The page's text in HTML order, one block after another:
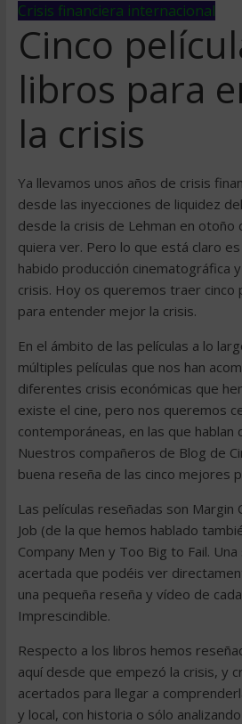
Crisis financiera internacional
Cinco
libros para
la crisis
Ya llevamos unos años de crisis
desde las inyecciones de liquidez
desde la crisis de Lehman en otoño
quiera ver. Pero lo que está claro
habido producción cinematográfica
crisis. Hoy os queremos traer cinco
para entender mejor la crisis.
En el ámbito de las películas a lo
múltiples películas que nos han
diferentes crisis económicas que
existe el cine, pero nos queremos
contemporáneas, en las que hablan
Nuestros compañeros de Blog de
buena reseña de las cinco mejores
Las películas reseñadas son Margin
Job (de la que hemos hablado
Company Men y Too Big to Fail.
acertada que podéis ver
una pequeña reseña y vídeo de
Imprescindible.
Respecto a los libros hemos
aquí desde que empezó la crisis, y
acertados para llegar a
y local, con historia o sólo